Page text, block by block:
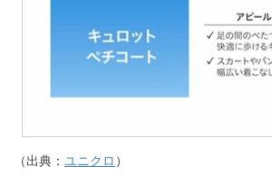
（出典： ユニクロ ）